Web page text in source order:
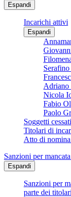
Espandi
Incarichi attivi
Espandi
Adriano
Nicola
Fabio
Paolo
Soggetti
Titolari di
Atto di
Sanzioni per
Espandi
Sanzioni per
parte dei